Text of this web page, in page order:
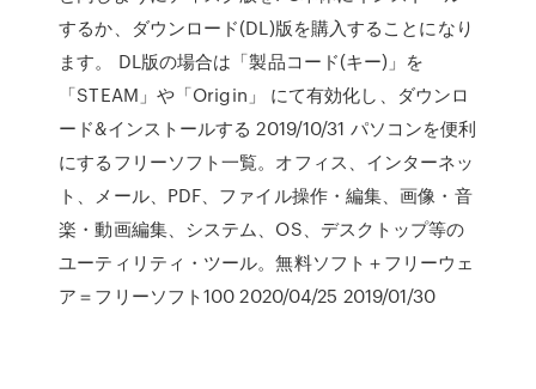
するか、ダウンロード(DL)版を購入することになり
ます。 DL版の場合は「製品コード(キー)」を
「STEAM」や「Origin」 にて有効化し、ダウンロ
ード&インストールする 2019/10/31 パソコンを便利
にするフリーソフト一覧。オフィス、インターネッ
ト、メール、PDF、ファイル操作・編集、画像・音
楽・動画編集、システム、OS、デスクトップ等の
ユーティリティ・ツール。無料ソフト＋フリーウェ
ア＝フリーソフト100 2020/04/25 2019/01/30